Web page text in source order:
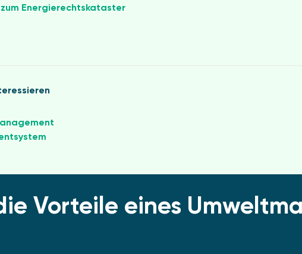
Energierechtskataster
Vorteile eines